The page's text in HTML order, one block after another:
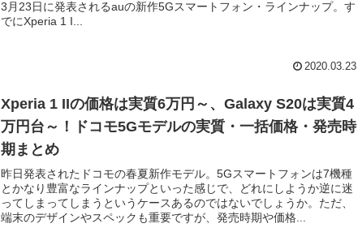
3月23日に発表されるauの新作5Gスマートフォン・ラインナップ。す
でにXperia 1 I...
2020.03.23
Xperia 1 IIの価格は実質6万円～、Galaxy S20は実質4
万円台～！ドコモ5Gモデルの実質・一括価格・発売時
期まとめ
昨日発表されたドコモの春夏新作モデル。5Gスマートフォンは7機種
とかなり豊富なラインナップといった感じで、どれにしようか逆に迷
ってしまってしまうというケースあるのではないでしょうか。ただ、
端末のデザインやスペックも重要ですが、発売時期や価格...